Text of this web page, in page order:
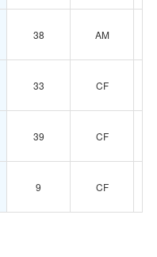
38 AM
33 CF
39 CF
9 CF